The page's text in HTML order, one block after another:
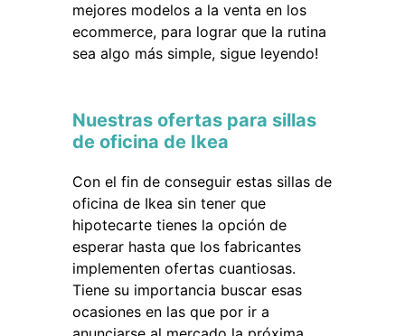
mejores modelos a la venta en los
ecommerce, para lograr que la rutina
sea algo más simple, sigue leyendo!
Nuestras ofertas para sillas
de oficina de Ikea
Con el fin de conseguir estas sillas de
oficina de Ikea sin tener que
hipotecarte tienes la opción de
esperar hasta que los fabricantes
implementen ofertas cuantiosas.
Tiene su importancia buscar esas
ocasiones en las que por ir a